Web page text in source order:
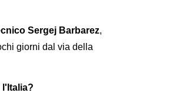
Sergej Barbarez,
giorni dal via della